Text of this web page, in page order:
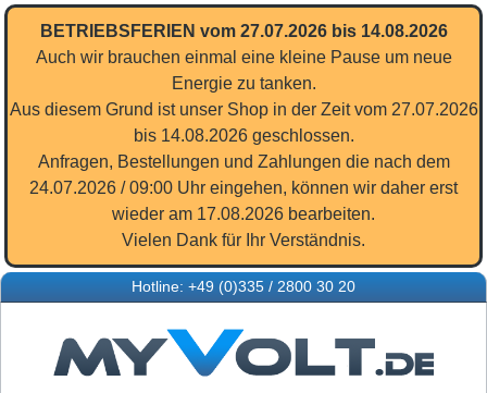
Zum Hauptinhalt springen
BETRIEBSFERIEN vom 27.07.2026 bis 14.08.2026
Auch wir brauchen einmal eine kleine Pause um neue
Energie zu tanken.
Aus diesem Grund ist unser Shop in der Zeit vom 27.07.2026
bis 14.08.2026 geschlossen.
Anfragen, Bestellungen und Zahlungen die nach dem
24.07.2026 / 09:00 Uhr eingehen, können wir daher erst
wieder am 17.08.2026 bearbeiten.
Vielen Dank für Ihr Verständnis.
Hotline: +49 (0)335 / 2800 30 20